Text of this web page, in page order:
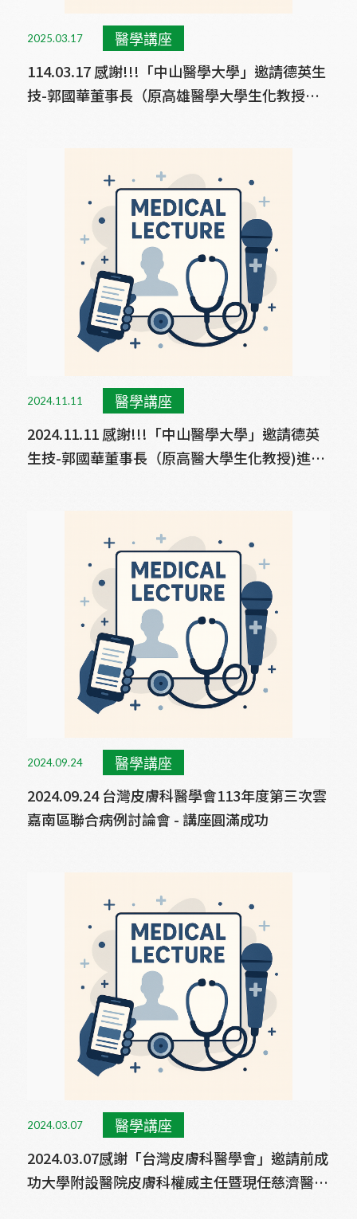
2025.03.17 醫學講座
114.03.17 感謝!!!「中山醫學大學」邀請德英生
技-郭國華董事長（原高雄醫學大學生化教授）
2024.11.11 醫學講座
2024.11.11 感謝!!!「中山醫學大學」邀請德英
生技-郭國華董事長（原高醫大學生化教授)進行
2024.09.24 醫學講座
2024.09.24 台灣皮膚科醫學會113年度第三次雲
嘉南區聯合病例討論會 - 講座圓滿成功
2024.03.07 醫學講座
2024.03.07感謝「台灣皮膚科醫學會」邀請前成
功大學附設醫院皮膚科權威主任暨現任慈濟醫院